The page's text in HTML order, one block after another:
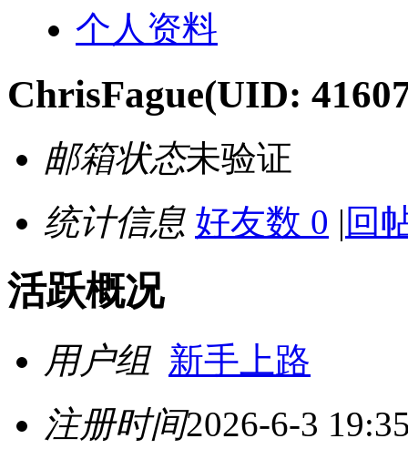
个人资料
ChrisFague(UID:
邮箱状态未验证
统计信息 好友数 0 | 回
活跃概况
用户组 新手上路
注册时间2026-6-3